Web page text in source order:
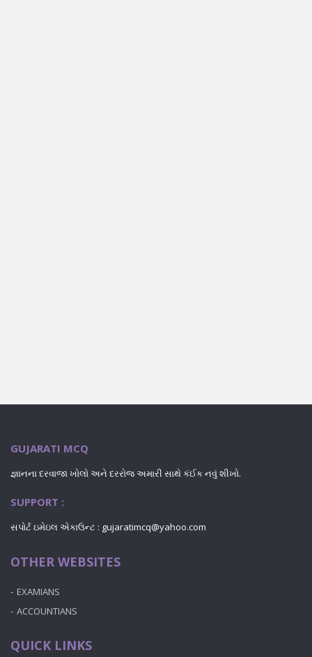
GUJARATI MCQ
જ્ઞાનના દરવાજા ખોલો અને દરરોજ અમારી સાથે કંઈક નવું શીખો.
SUPPORT :
સપોર્ટ ઇમેઇલ એકાઉન્ટ : gujaratimcq@yahoo.com
OTHER WEBSITES
EXAMIANS
ACCOUNTIANS
QUICK LINKS